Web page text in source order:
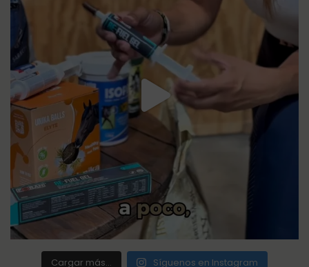
Cargar más... Síguenos en Instagram